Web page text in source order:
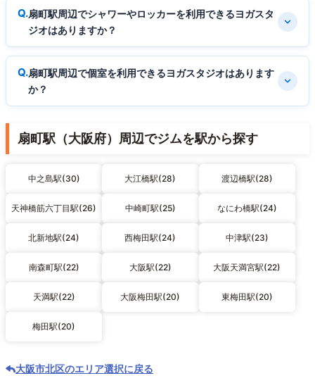
扇町駅周辺でシャワーやロッカーを利用できるヨガスタ
ジオはありますか？
扇町駅周辺で個室を利用できるヨガスタジオはあります
か？
扇町駅（大阪府）周辺でジムを駅から探す
中之島駅(30) 大江橋駅(28) 渡辺橋駅(28)
天神橋筋六丁目駅(26) 中崎町駅(25) なにわ橋駅(24)
北新地駅(24) 西梅田駅(24) 中津駅(23)
南森町駅(22) 大阪駅(22) 大阪天満宮駅(22)
天満駅(22) 大阪梅田駅(20) 東梅田駅(20)
梅田駅(20)
大阪市北区のエリア選択に戻る